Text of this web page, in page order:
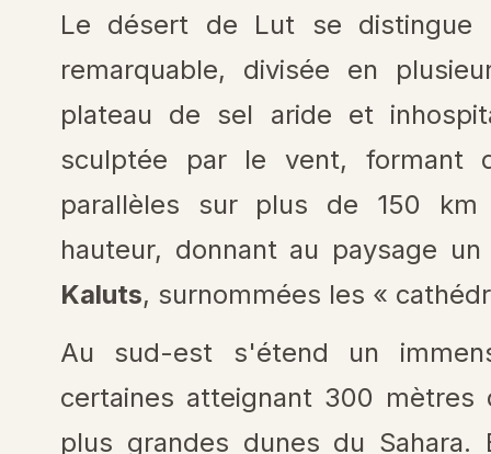
Le désert de Lut se distingue
remarquable, divisée en
plateau de sel aride et
sculptée par le vent, formant
parallèles sur plus de 150
hauteur, donnant au paysage
Kaluts, surnommées les «
Au sud-est s'étend un
certaines atteignant 300 mètres
plus grandes dunes du Sahara.